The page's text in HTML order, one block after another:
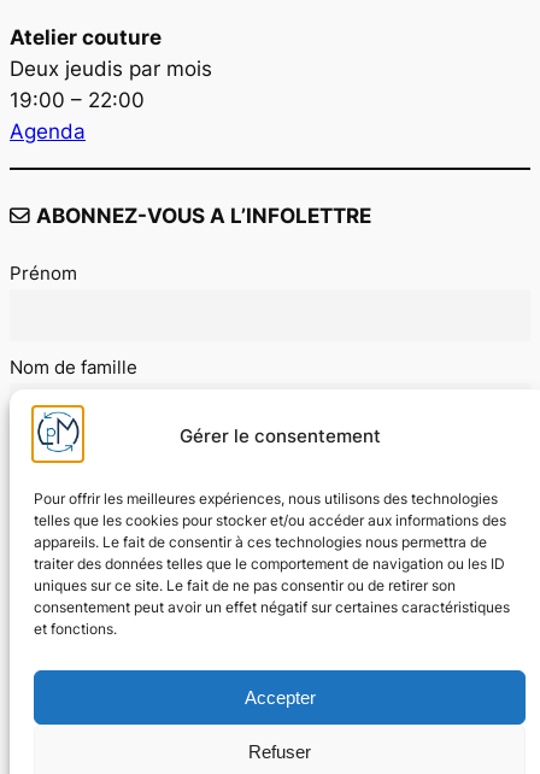
Gérer le consentement
Pour offrir les meilleures expériences, nous utilisons des technologies
telles que les cookies pour stocker et/ou accéder aux informations des
appareils. Le fait de consentir à ces technologies nous permettra de
traiter des données telles que le comportement de navigation ou les ID
uniques sur ce site. Le fait de ne pas consentir ou de retirer son
consentement peut avoir un effet négatif sur certaines caractéristiques
et fonctions.
Accepter
Refuser
Atelier couture
Deux jeudis par mois
19:00 – 22:00
Agenda
ABONNEZ-VOUS A L’INFOLETTRE
Prénom
Nom de famille
E-mail
J'accepte les conditions d'utilisation